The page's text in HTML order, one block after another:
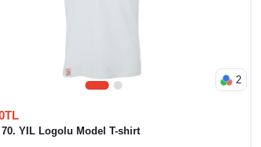
1 2
2
70. YIL Logolu Model T-shirt